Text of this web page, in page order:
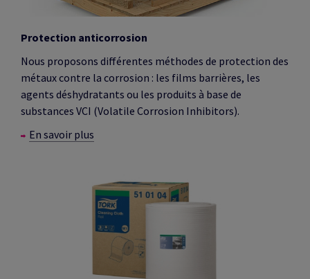
Protection anticorrosion
Nous proposons différentes méthodes de protection des
métaux contre la corrosion : les films barrières, les
agents déshydratants ou les produits à base de
substances VCI (Volatile Corrosion Inhibitors).
En savoir plus